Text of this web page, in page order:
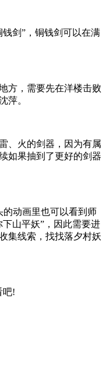
剑”，铜钱剑可以在满
方，需要先在洋楼击败
萍。
、火的剑器，因为有属
如果抽到了更好的剑器
动画里也可以看到师
山平妖”，因此需要进
集线索，找找落夕村妖
吧!